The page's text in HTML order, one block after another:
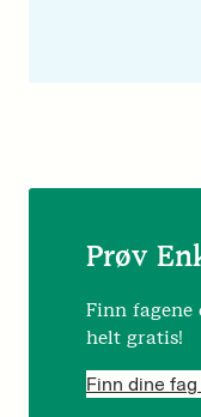
Prøv
Finn
helt gratis!
Finn dine fag